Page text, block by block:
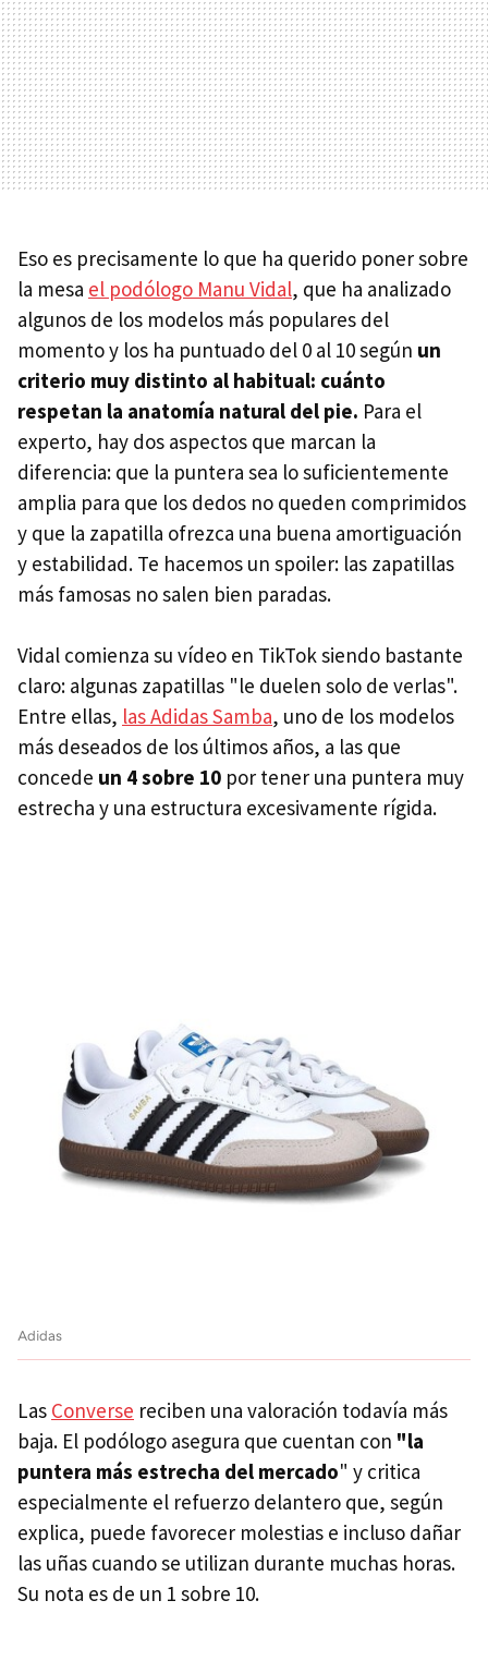
Eso es precisamente lo que ha querido poner sobre
la mesa el podólogo Manu Vidal, que ha analizado
algunos de los modelos más populares del
momento y los ha puntuado del 0 al 10 según un
criterio muy distinto al habitual: cuánto
respetan la anatomía natural del pie. Para el
experto, hay dos aspectos que marcan la
diferencia: que la puntera sea lo suficientemente
amplia para que los dedos no queden comprimidos
y que la zapatilla ofrezca una buena amortiguación
y estabilidad. Te hacemos un spoiler: las zapatillas
más famosas no salen bien paradas.
Vidal comienza su vídeo en TikTok siendo bastante
claro: algunas zapatillas "le duelen solo de verlas".
Entre ellas, las Adidas Samba, uno de los modelos
más deseados de los últimos años, a las que
concede un 4 sobre 10 por tener una puntera muy
estrecha y una estructura excesivamente rígida.
Adidas
Las Converse reciben una valoración todavía más
baja. El podólogo asegura que cuentan con "la
puntera más estrecha del mercado" y critica
especialmente el refuerzo delantero que, según
explica, puede favorecer molestias e incluso dañar
las uñas cuando se utilizan durante muchas horas.
Su nota es de un 1 sobre 10.